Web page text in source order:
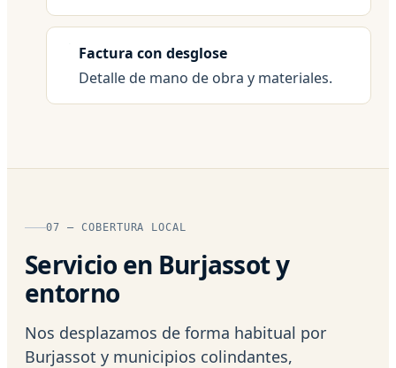
Factura con desglose
Detalle de mano de obra y materiales.
07 — COBERTURA LOCAL
Servicio en Burjassot y
entorno
Nos desplazamos de forma habitual por
Burjassot y municipios colindantes,